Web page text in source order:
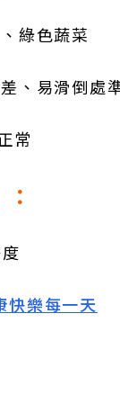
綠色蔬菜
、易滑倒處
常
快樂每一天